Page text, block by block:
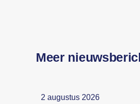
Meer
2 augustus 2026